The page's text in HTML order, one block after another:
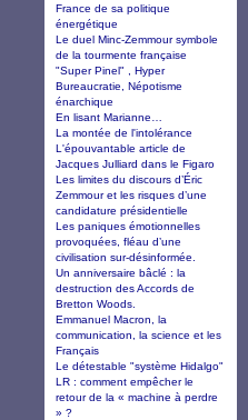
France de sa politique
énergétique
Le duel Minc-Zemmour symbole
de la tourmente française
"Super Pinel" , Hyper
Bureaucratie, Népotisme
énarchique
En lisant Marianne…
La montée de l'intolérance
L'épouvantable article de
Jacques Julliard dans le Figaro
Les limites du discours d’Éric
Zemmour et les risques d’une
candidature présidentielle
Les paniques émotionnelles
provoquées, fléau d’une
civilisation sur-désinformée.
Un anniversaire bâclé : la
destruction des Accords de
Bretton Woods.
Emmanuel Macron, la
communication, la science et les
Français
Le détestable "système Hidalgo"
LR : comment empêcher le
retour de la « machine à perdre
» ?